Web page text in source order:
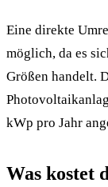
Eine direkte
möglich, da es
Größen handelt.
kWp pro Jahr
Was kostet